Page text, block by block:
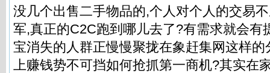
没几个出售二手物品的,个人对个人的交易
军,真正的C2C跑到哪儿去了?有需求就会有
宝消失的人群正慢慢聚拢在象赶集网这样
上赚钱势不可挡如何抢抓第一商机?其实在